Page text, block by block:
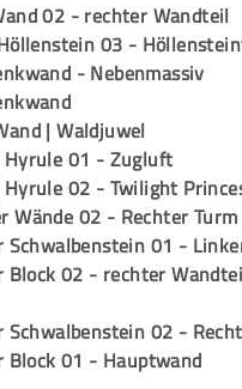
02 - rechter Wandteil
03 -
- Nebenmassiv
| Waldjuwel
Hyrule 01 - Zugluft
02 - Twilight
Wände 02 - Rechter Turm
Schwalbenstein 01 -
Block 02 - rechter
Schwalbenstein 02 -
Block 01 - Hauptwand